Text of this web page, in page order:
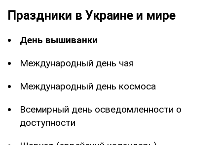
Праздники в Украине и мире
День вышиванки
Международный день чая
Международный день космоса
Всемирный день осведомленности о
доступности